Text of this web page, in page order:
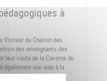
à
Visiteur du Chemin des
des enseignants des
leur visite de la Caverne du
également une aide à la